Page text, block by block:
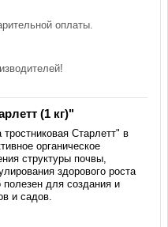
оплаты.
(1 кг)"
Старлетт" в
органическое
структуры почвы,
здорового роста
полезен для создания и
и садов.